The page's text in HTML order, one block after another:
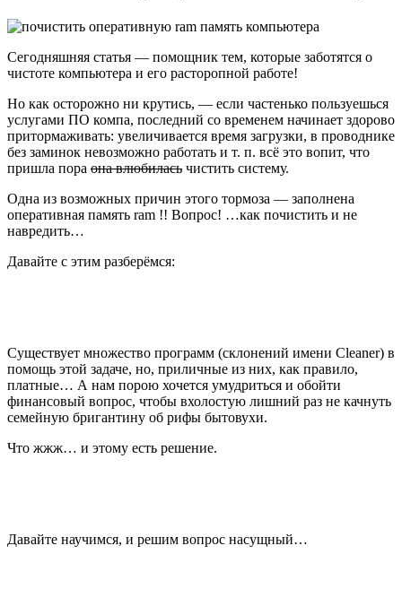
Сегодняшняя статья — помощник тем, которые заботятся о
чистоте компьютера и его расторопной работе!
Но как осторожно ни крутись, — если частенько пользуешься
услугами ПО компа, последний со временем начинает здорово
притормаживать: увеличивается время загрузки, в проводнике
без заминок невозможно работать и т. п. всё это вопит, что
пришла пора она влюбилась чистить систему.
Одна из возможных причин этого тормоза — заполнена
оперативная память ram !! Вопрос! …как почистить и не
навредить…
Давайте с этим разберёмся:
Существует множество программ (склонений имени Cleaner) в
помощь этой задаче, но, приличные из них, как правило,
платные… А нам порою хочется умудриться и обойти
финансовый вопрос, чтобы вхолостую лишний раз не качнуть
семейную бригантину об рифы бытовухи.
Что жжж… и этому есть решение.
Давайте научимся, и решим вопрос насущный…